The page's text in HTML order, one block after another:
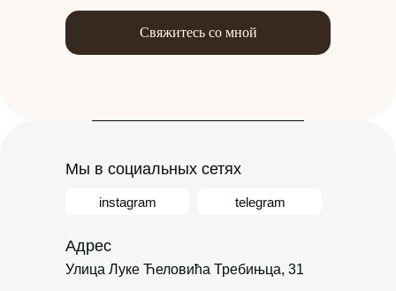
Свяжитесь со мной
instagram telegram
Мы в социальных сетях
Адрес
Улица Луке Ћеловића Требињца, 31